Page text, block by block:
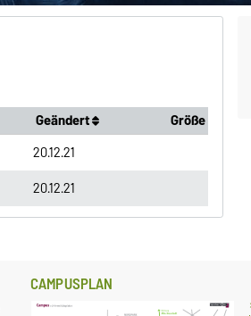
Geändert
Größe
20.12.21
20.12.21
CAMPUSPLAN